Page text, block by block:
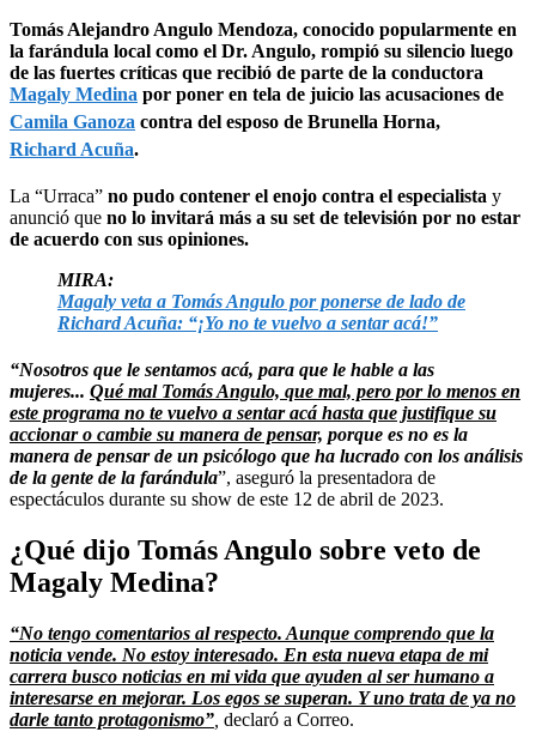
Tomás Alejandro Angulo Mendoza, conocido popularmente en
la farándula local como el Dr. Angulo, rompió su silencio luego
de las fuertes críticas que recibió de parte de la conductora
Magaly Medina por poner en tela de juicio las acusaciones de
Camila Ganoza contra del esposo de Brunella Horna,
Richard Acuña.
La “Urraca” no pudo contener el enojo contra el especialista y
anunció que no lo invitará más a su set de televisión por no estar
de acuerdo con sus opiniones.
MIRA:
Magaly veta a Tomás Angulo por ponerse de lado de
Richard Acuña: “¡Yo no te vuelvo a sentar acá!”
“Nosotros que le sentamos acá, para que le hable a las
mujeres... Qué mal Tomás Angulo, que mal, pero por lo menos en
este programa no te vuelvo a sentar acá hasta que justifique su
accionar o cambie su manera de pensar, porque es no es la
manera de pensar de un psicólogo que ha lucrado con los análisis
de la gente de la farándula”, aseguró la presentadora de
espectáculos durante su show de este 12 de abril de 2023.
¿Qué dijo Tomás Angulo sobre veto de
Magaly Medina?
“No tengo comentarios al respecto. Aunque comprendo que la
noticia vende. No estoy interesado. En esta nueva etapa de mi
carrera busco noticias en mi vida que ayuden al ser humano a
interesarse en mejorar. Los egos se superan. Y uno trata de ya no
darle tanto protagonismo” declaró a Correo.